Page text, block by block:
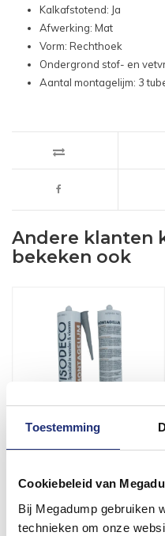
Toestemming
Cookiebeleid van
Bij Megadump gebruiken
technieken om onze
Kalkafstotend: Ja
Afwerking: Mat
Vorm: Rechthoek
Ondergrond stof- en
Aantal montagelijm: 3
Andere klanten
bekeken ook
Platen 290 ML